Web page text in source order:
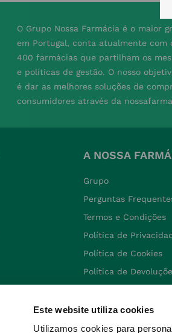
Este website utiliza cookies
Utilizamos cookies para
O Grupo Nossa Farmácia é o maior
em Portugal, conta atualmente com
400 farmácias que partilham os
e políticas de gestão. O nosso
é dar as melhores soluções de
consumidores através da
A NOSSA
Grupo
Perguntas
Termos e Condições
Política de
Política de Cookies
Política de